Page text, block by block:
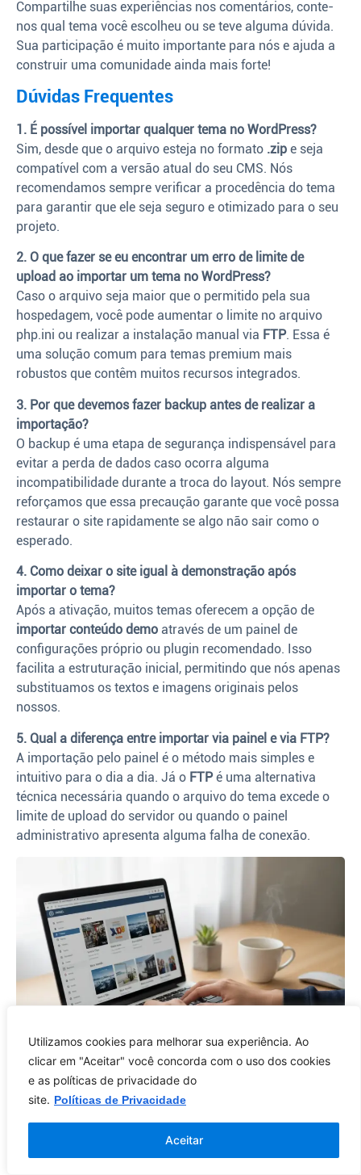
Utilizamos cookies para melhorar sua experiência. Ao
clicar em "Aceitar" você concorda com o uso dos cookies
e as políticas de privacidade do
site. Políticas de Privacidade
Aceitar
Compartilhe suas experiências nos comentários, conte-
nos qual tema você escolheu ou se teve alguma dúvida.
Sua participação é muito importante para nós e ajuda a
construir uma comunidade ainda mais forte!
Dúvidas Frequentes
1. É possível importar qualquer tema no WordPress?
Sim, desde que o arquivo esteja no formato .zip e seja
compatível com a versão atual do seu CMS. Nós
recomendamos sempre verificar a procedência do tema
para garantir que ele seja seguro e otimizado para o seu
projeto.
2. O que fazer se eu encontrar um erro de limite de
upload ao importar um tema no WordPress?
Caso o arquivo seja maior que o permitido pela sua
hospedagem, você pode aumentar o limite no arquivo
php.ini ou realizar a instalação manual via FTP. Essa é
uma solução comum para temas premium mais
robustos que contêm muitos recursos integrados.
3. Por que devemos fazer backup antes de realizar a
importação?
O backup é uma etapa de segurança indispensável para
evitar a perda de dados caso ocorra alguma
incompatibilidade durante a troca do layout. Nós sempre
reforçamos que essa precaução garante que você possa
restaurar o site rapidamente se algo não sair como o
esperado.
4. Como deixar o site igual à demonstração após
importar o tema?
Após a ativação, muitos temas oferecem a opção de
importar conteúdo demo através de um painel de
configurações próprio ou plugin recomendado. Isso
facilita a estruturação inicial, permitindo que nós apenas
substituamos os textos e imagens originais pelos
nossos.
5. Qual a diferença entre importar via painel e via FTP?
A importação pelo painel é o método mais simples e
intuitivo para o dia a dia. Já o FTPé uma alternativa
técnica necessária quando o arquivo do tema excede o
limite de upload do servidor ou quando o painel
administrativo apresenta alguma falha de conexão.
Sara Lima
Criadora do Meu Site Web e trabalha com criação de